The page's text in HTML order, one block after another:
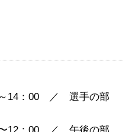
～14：00 ／ 選手の部
〜12：00 ／ 午後の部